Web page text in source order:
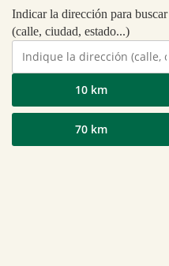
Indicar la dirección para
(calle, ciudad, estado...)
10 km
70 km